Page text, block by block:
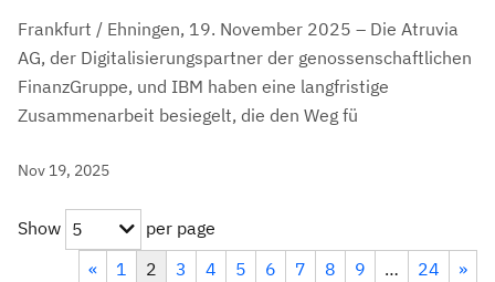
Frankfurt / Ehningen, 19. November 2025 – Die Atruvia
AG, der Digitalisierungspartner der genossenschaftlichen
FinanzGruppe, und IBM haben eine langfristige
Zusammenarbeit besiegelt, die den Weg fü
Nov 19, 2025
Show 5
per page
«
1 2 3 4 5 6 7 8 9 … 24 »